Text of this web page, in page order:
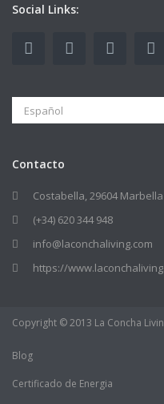
Social Links:
Español
Contacto
Costabella, 29604 Marbella
(+34) 620 344 948
info@laconchaliving.com
https://
Copyright © 2013 La Concha
Blog
Certificado de Energia